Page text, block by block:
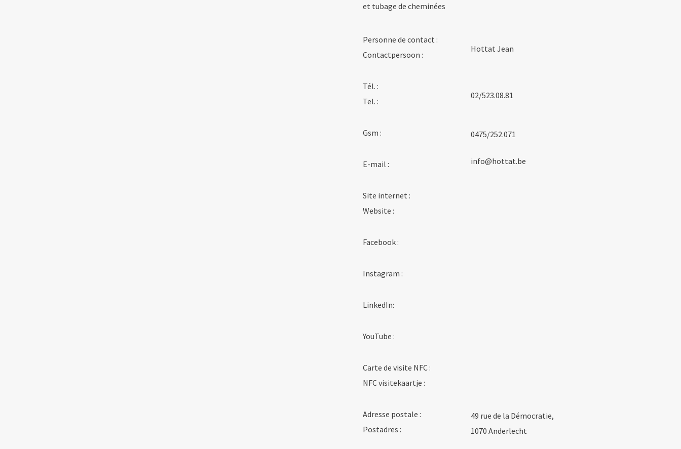
et tubage de cheminées
Personne de contact :
Contactpersoon :
Hottat Jean
Tél. :
Tel. :
02/523.08.81
Gsm : 0475/252.071
E-mail : info@hottat.be
Site internet :
Website :
Facebook :
Instagram :
LinkedIn:
YouTube :
Carte de visite NFC :
NFC visitekaartje :
Adresse postale :
Postadres :
49 rue de la Démocratie,
1070 Anderlecht